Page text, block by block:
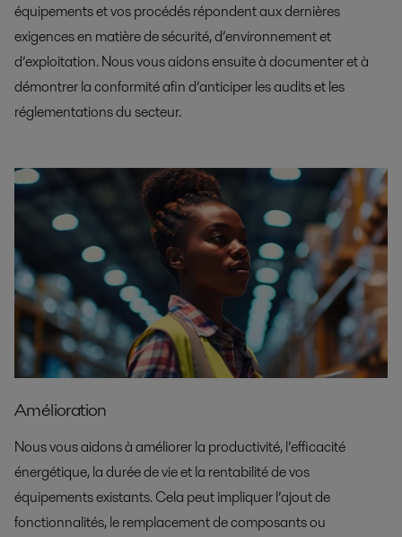
équipements et vos procédés répondent aux dernières
exigences en matière de sécurité, d’environnement et
d’exploitation. Nous vous aidons ensuite à documenter et à
démontrer la conformité afin d’anticiper les audits et les
réglementations du secteur.
Amélioration
Nous vous aidons à améliorer la productivité, l’efficacité
énergétique, la durée de vie et la rentabilité de vos
équipements existants. Cela peut impliquer l’ajout de
fonctionnalités, le remplacement de composants ou